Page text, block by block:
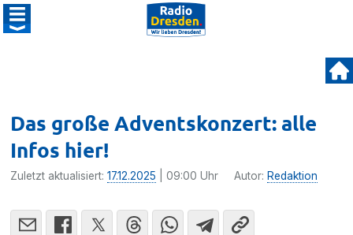
Das große Adventskonzert: alle
Infos hier!
Zuletzt aktualisiert:17.12.2025 | 09:00 Uhr Autor: Redaktion